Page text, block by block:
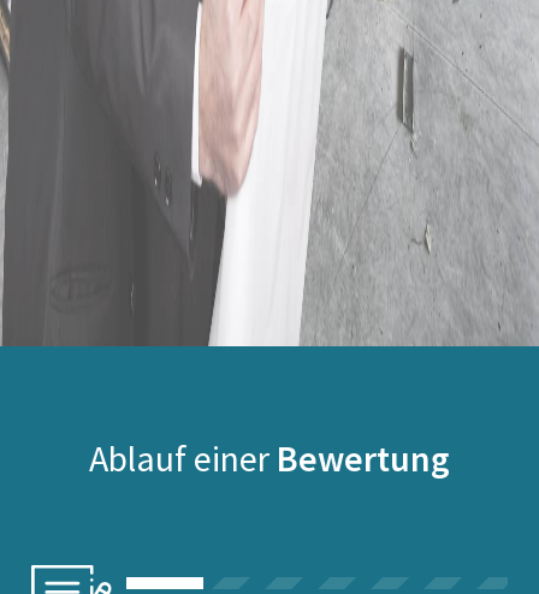
Ablauf einer Bewertung